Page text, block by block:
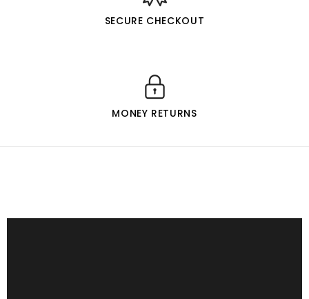
SECURE CHECKOUT
MONEY RETURNS